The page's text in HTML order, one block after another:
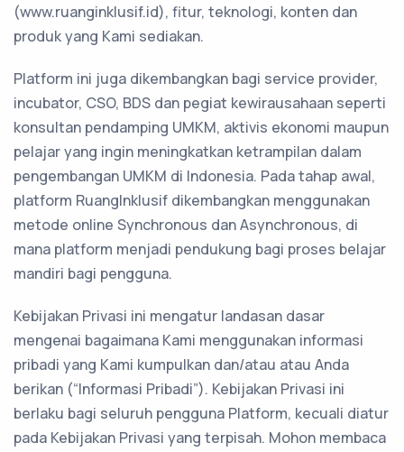
(www.ruanginklusif.id), fitur, teknologi, konten dan
produk yang Kami sediakan.
Platform ini juga dikembangkan bagi service provider,
incubator, CSO, BDS dan pegiat kewirausahaan seperti
konsultan pendamping UMKM, aktivis ekonomi maupun
pelajar yang ingin meningkatkan ketrampilan dalam
pengembangan UMKM di Indonesia. Pada tahap awal,
platform RuangInklusif dikembangkan menggunakan
metode online Synchronous dan Asynchronous, di
mana platform menjadi pendukung bagi proses belajar
mandiri bagi pengguna.
Kebijakan Privasi ini mengatur landasan dasar
mengenai bagaimana Kami menggunakan informasi
pribadi yang Kami kumpulkan dan/atau atau Anda
berikan (“Informasi Pribadi”). Kebijakan Privasi ini
berlaku bagi seluruh pengguna Platform, kecuali diatur
pada Kebijakan Privasi yang terpisah. Mohon membaca